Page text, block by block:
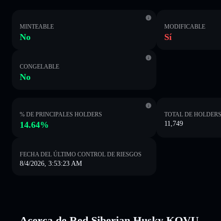
MINTEABLE
No
MODIFICABLE
Sí
CONGELABLE
No
% DE PRINCIPALES HOLDERS
14.64%
TOTAL DE
11,749
FECHA DEL ÚLTIMO CONTROL DE RIESGOS
8/4/2026, 3:53:23 AM